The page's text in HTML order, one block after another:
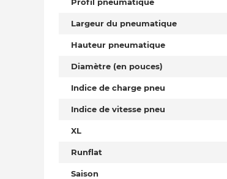
Largeur du pneumatique
Hauteur pneumatique
Diamètre (en pouces)
Indice de charge pneu
Indice de vitesse pneu
XL
Runflat
Saison